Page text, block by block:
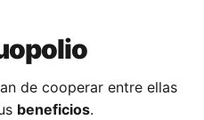
de cooperar entre ellas
beneficios.